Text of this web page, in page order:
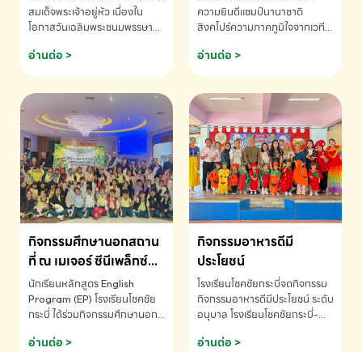
โอกาสวันเฉลิม
พระชนมพรรษา
สมเด็จพระเจ้าอยู่หัว เนื่องใน
โอกาสวันเฉลิมพระชนมพรรษา
ข้อมูลเพิ่มเติม โทร. 075-691910
อ่านต่อ >
ครั้งที่ 46 ประจำปี 2569
ณ ประเทศสิงคโปร์
ความยินดีแชมป์นานาชาติ
สิงคโปร์ความภาคภูมิใจจากเวที
ด.ช.พัทธนันท์ พรหมพันธ์ ชั้น
อนุบาล EP K3 โรงเรียนโชคชัย
แข่งขันคณิตศาสตร์และคณิตคิด
เร็วนานาชาติ ครั้งที่ 46 ประจำปี
2569 ณ ประเทศสิงคโปร์
INTERNATIONAL
MATHEMATICS AND
MENTAL ARITHMETIC
COMPETITION 2026 - ถ้วย
รางวัลรองชนะเลิศอันดับที่ 2
Mental Arithmetic
Competition K2 - ถ้วยรางวัล
รองชนะเลิศอันดับที่ 2 Mental
K2(Grop) โรงเรียนโชคชัยกระบี่-
สอบถามข้อมูลเพิ่มเติม โทร.
075-691910
อ่านต่อ >
กิจกรรมศึกษานอกสถาน
ที่ ณ เมเจอร์ ซีนีเพล็กซ์
ระดับประถมศึกษา (EP.1-
6)
นักเรียนหลักสูตร English
Program (EP) โรงเรียนโชคชัย
กระบี่ ได้ร่วมกิจกรรมศึกษานอก
ชมภาพยนตร์ Toy Story 5
อ่านต่อ >
กิจกรรมอาหารดีมี
ประโยชน์
โรงเรียนโชคชัยกระบี่จดกิจกรรม
กิจกรรมอาหารดีมีประโยชน์ ระดับ
อนุบาล โรงเรียนโชคชัยกระบี่-
075-691910
อ่านต่อ >